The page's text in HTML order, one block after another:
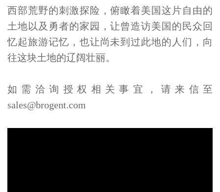
西部荒野的刺激探险，俯瞰着美国这片自由的
土地以及勇者的家园，让曾造访美国的民众回
忆起旅游记忆，也让尚未到过此地的人们，向
往这块土地的辽阔壮丽。
如需洽询授权相关事宜，请来信至
sales@brogent.com